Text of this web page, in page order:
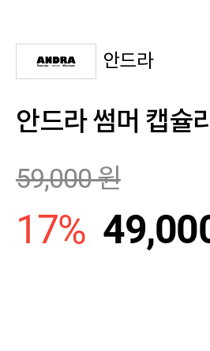
안드라
안드라 썸머 캡슐
59,000원
17%